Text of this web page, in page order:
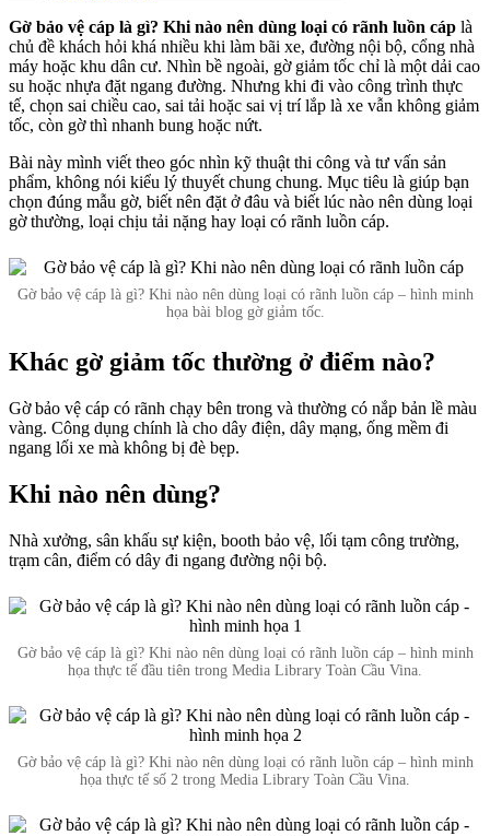
Gờ bảo vệ cáp là gì? Khi nào nên dùng loại có rãnh luồn cáp là
chủ đề khách hỏi khá nhiều khi làm bãi xe, đường nội bộ, cổng nhà
máy hoặc khu dân cư. Nhìn bề ngoài, gờ giảm tốc chỉ là một dải cao
su hoặc nhựa đặt ngang đường. Nhưng khi đi vào công trình thực
tế, chọn sai chiều cao, sai tải hoặc sai vị trí lắp là xe vẫn không giảm
tốc, còn gờ thì nhanh bung hoặc nứt.
Bài này mình viết theo góc nhìn kỹ thuật thi công và tư vấn sản
phẩm, không nói kiểu lý thuyết chung chung. Mục tiêu là giúp bạn
chọn đúng mẫu gờ, biết nên đặt ở đâu và biết lúc nào nên dùng loại
gờ thường, loại chịu tải nặng hay loại có rãnh luồn cáp.
Gờ bảo vệ cáp là gì? Khi nào nên dùng loại có rãnh luồn cáp – hình minh
họa bài blog gờ giảm tốc.
Khác gờ giảm tốc thường ở điểm nào?
Gờ bảo vệ cáp có rãnh chạy bên trong và thường có nắp bản lề màu
vàng. Công dụng chính là cho dây điện, dây mạng, ống mềm đi
ngang lối xe mà không bị đè bẹp.
Khi nào nên dùng?
Nhà xưởng, sân khấu sự kiện, booth bảo vệ, lối tạm công trường,
trạm cân, điểm có dây đi ngang đường nội bộ.
Gờ bảo vệ cáp là gì? Khi nào nên dùng loại có rãnh luồn cáp – hình minh
họa thực tế đầu tiên trong Media Library Toàn Cầu Vina.
Gờ bảo vệ cáp là gì? Khi nào nên dùng loại có rãnh luồn cáp – hình minh
họa thực tế số 2 trong Media Library Toàn Cầu Vina.